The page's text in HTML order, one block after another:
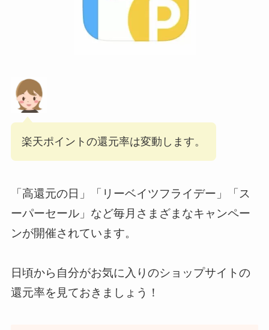
楽天ポイントの還元率は変動します。
「高還元の日」「リーベイツフライデー」「ス
ーパーセール」など毎月さまざまなキャンペー
ンが開催されています。
日頃から自分がお気に入りのショップサイトの
還元率を見ておきましょう！